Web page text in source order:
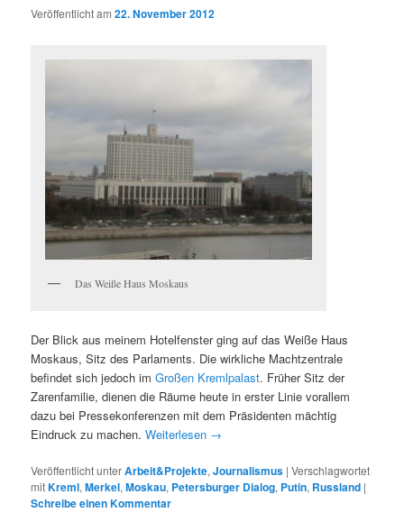
Veröffentlicht am22. November 2012
Das Weiße Haus Moskaus
Der Blick aus meinem Hotelfenster ging auf das Weiße Haus
Moskaus, Sitz des Parlaments. Die wirkliche Machtzentrale
befindet sich jedoch imGroßen Kremlpalast. Früher Sitz der
Zarenfamilie, dienen die Räume heute in erster Linie vorallem
dazu bei Pressekonferenzen mit dem Präsidenten mächtig
Eindruck zu machen.Weiterlesen →
Veröffentlicht unterArbeit&Projekte,Journalismus |Verschlagwortet
mitKreml,Merkel,Moskau, Petersburger Dialog, Putin, Russland |
Schreibe einen Kommentar